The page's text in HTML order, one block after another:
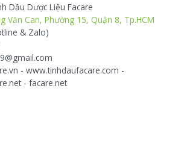
Dầu Dược Liệu Facare
Văn Can, Phường 15, Quận 8, Tp.HCM
& Zalo)
- www.tinhdaufacare.com -
- facare.net